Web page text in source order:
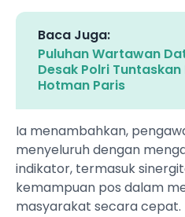
Baca Juga:
Puluhan Wartawan
Desak Polri
Hotman Paris
Ia menambahkan,
menyeluruh dengan
indikator, termasuk
kemampuan pos dalam
masyarakat secara cepat.